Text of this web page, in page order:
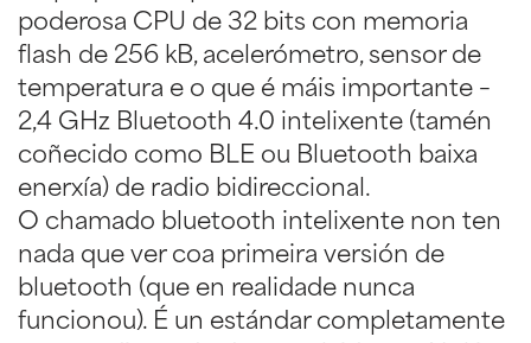
poderosa CPU de 32 bits con memoria
flash de 256 kB, acelerómetro, sensor de
temperatura e o que é máis importante –
2,4 GHz Bluetooth 4.0 intelixente (tamén
coñecido como BLE ou Bluetooth baixa
enerxía) de radio bidireccional.
O chamado bluetooth intelixente non ten
nada que ver coa primeira versión de
bluetooth (que en realidade nunca
funcionou). É un estándar completamente